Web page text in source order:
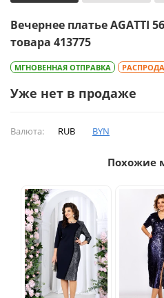
Вечернее платье AGATTI
товара 413775
МГНОВЕННАЯ ОТПРАВКА
Уже нет в продаже
Валюта: RUB BYN
Похожие